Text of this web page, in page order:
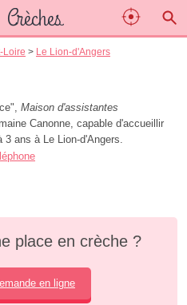
Loire > Le Lion-d'Angers
Maison d'assistantes
Canonne, capable d'accueillir
3 ans à Le Lion-d'Angers.
place en crèche ?
en ligne